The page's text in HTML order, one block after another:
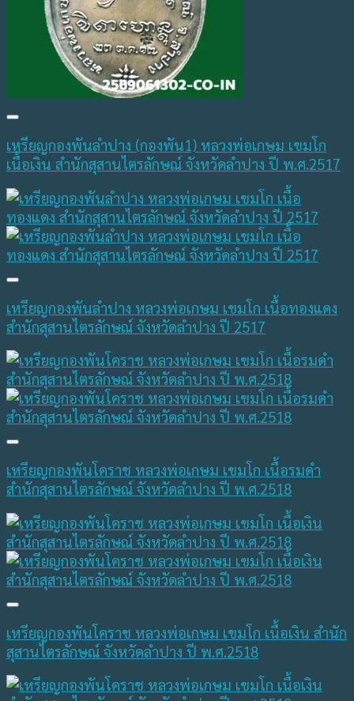
เหรียญกองพันลำปาง (กองพัน1) หลวงพ่อเกษม เขมโก
เนื้อเงิน สำนักสุสานไตรลักษณ์ จังหวัดลำปาง ปี พ.ศ.2517
เหรียญกองพันลำปาง หลวงพ่อเกษม เขมโก เนื้อทองแดง
สำนักสุสานไตรลักษณ์ จังหวัดลำปาง ปี 2517
เหรียญกองพันโคราช หลวงพ่อเกษม เขมโก เนื้อรมดำ
สำนักสุสานไตรลักษณ์ จังหวัดลำปาง ปี พ.ศ.2518
เหรียญกองพันโคราช หลวงพ่อเกษม เขมโก เนื้อเงิน สำนัก
สุสานไตรลักษณ์ จังหวัดลำปาง ปี พ.ศ.2518